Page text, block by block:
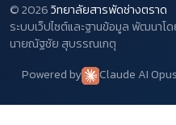
© 2026วิทยาลัยสารพัดช่างตราด
ระบบเว็ปไซต์และฐานข้อมูล พัฒนา
นายณัฐชัย สุบรรณเกตุ
Powered by
Claude AI